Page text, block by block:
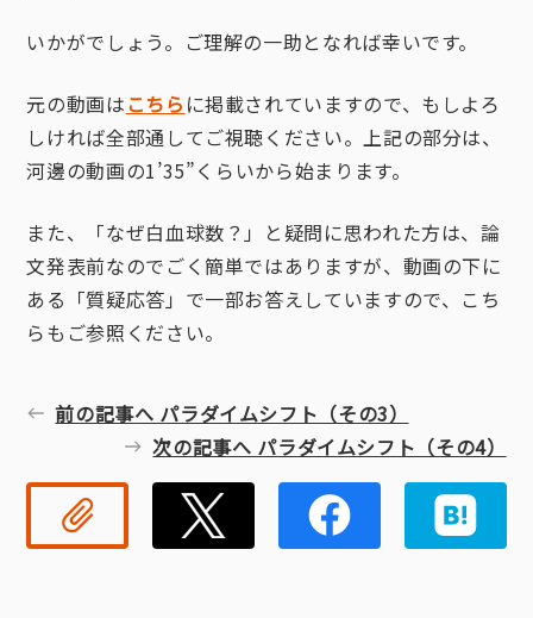
いかがでしょう。ご理解の一助となれば幸いです。
元の動画はこちら に掲載されていますので、もしよろ
しければ全部通してご視聴ください。上記の部分は、
河邊の動画の1’35”くらいから始まります。
また、「なぜ白血球数？」と疑問に思われた方は、論
文発表前なのでごく簡単ではありますが、動画の下に
ある「質疑応答」で一部お答えしていますので、こち
らもご参照ください。
前の記事へ パラダイムシフト（その3）
次の記事へ パラダイムシフト（その4）
リンクコピー Twitter